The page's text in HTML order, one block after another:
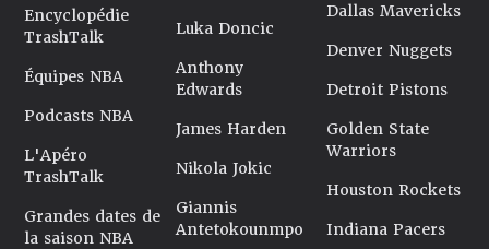
Encyclopédie
TrashTalk
Équipes NBA
Podcasts NBA
L'Apéro
TrashTalk
Grandes dates de
la saison NBA
Luka Doncic
Anthony
Edwards
James Harden
Nikola Jokic
Giannis
Antetokounmpo
Dallas Mavericks
Denver Nuggets
Detroit Pistons
Golden State
Warriors
Houston Rockets
Indiana Pacers